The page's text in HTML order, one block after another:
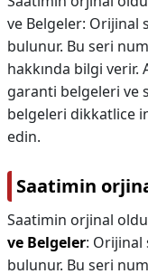
ve Belgeler: Orijinal
bulunur. Bu seri
hakkında bilgi verir.
garanti belgeleri ve
belgeleri dikkatlice
edin.
Saatimin
Saatimin orjinal
ve Belgeler: Orijinal
bulunur. Bu seri